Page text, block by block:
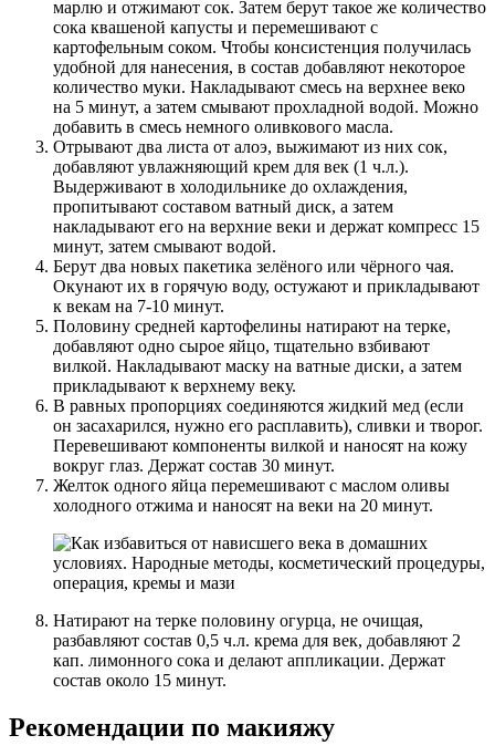
марлю и отжимают сок. Затем берут такое же количество
сока квашеной капусты и перемешивают с
картофельным соком. Чтобы консистенция получилась
удобной для нанесения, в состав добавляют некоторое
количество муки. Накладывают смесь на верхнее веко
на 5 минут, а затем смывают прохладной водой. Можно
добавить в смесь немного оливкового масла.
Отрывают два листа от алоэ, выжимают из них сок,
добавляют увлажняющий крем для век (1 ч.л.).
Выдерживают в холодильнике до охлаждения,
пропитывают составом ватный диск, а затем
накладывают его на верхние веки и держат компресс 15
минут, затем смывают водой.
Берут два новых пакетика зелёного или чёрного чая.
Окунают их в горячую воду, остужают и прикладывают
к векам на 7-10 минут.
Половину средней картофелины натирают на терке,
добавляют одно сырое яйцо, тщательно взбивают
вилкой. Накладывают маску на ватные диски, а затем
прикладывают к верхнему веку.
В равных пропорциях соединяются жидкий мед (если
он засахарился, нужно его расплавить), сливки и творог.
Перевешивают компоненты вилкой и наносят на кожу
вокруг глаз. Держат состав 30 минут.
Желток одного яйца перемешивают с маслом оливы
холодного отжима и наносят на веки на 20 минут.
Натирают на терке половину огурца, не очищая,
разбавляют состав 0,5 ч.л. крема для век, добавляют 2
кап. лимонного сока и делают аппликации. Держат
состав около 15 минут.
Рекомендации по макияжу